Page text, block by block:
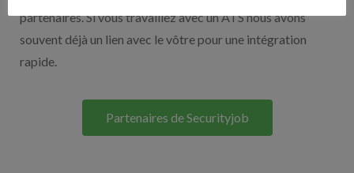
partenaires. Si vous travaillez avec un ATS nous avons
souvent déjà un lien avec le vôtre pour une intégration
rapide.
Partenaires de Securityjob